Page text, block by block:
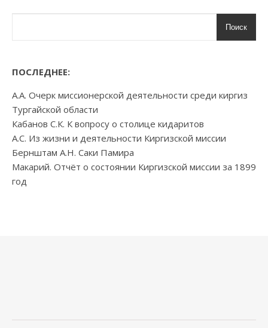
Поиск
ПОСЛЕДНЕЕ:
А.А. Очерк миссионерской деятельности среди киргиз
Тургайской области
Кабанов С.К. К вопросу о столице кидаритов
А.С. Из жизни и деятельности Киргизской миссии
Бернштам А.Н. Саки Памира
Макарий. Отчёт о состоянии Киргизской миссии за 1899
год